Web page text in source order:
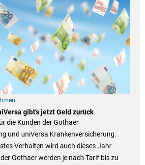
gibt's jetzt Geld zurück
die Kunden der Gothaer
und uniVersa Krankenversicherung.
Verhalten wird auch dieses Jahr
Gothaer werden je nach Tarif bis zu